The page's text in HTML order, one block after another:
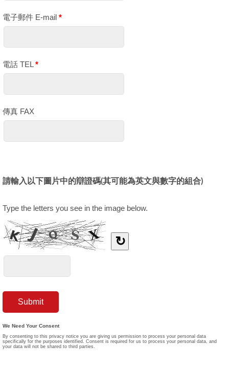
電子郵件 E-mail *
電話 TEL*
傳真 FAX
請輸入以下圖片中的辯證碼(其可能為英文與數字的組合)
Type the letters you see in the image below.
↻
We Need Your Consent
By consenting to this privacy notice you are giving us permission to process your personal data
specifically for the purposes identified. Consent is required for us to process your personal data, and
your data will not be shared to third parties.